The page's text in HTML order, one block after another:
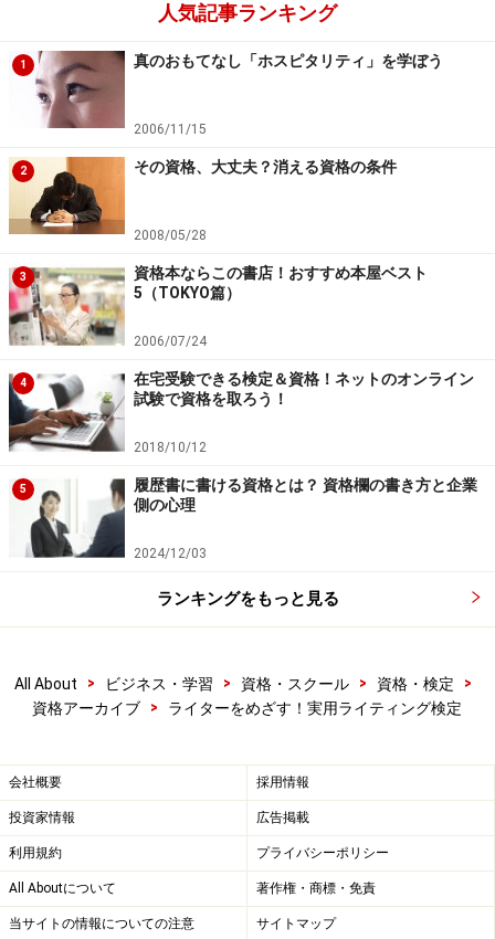
人気記事ランキング
1 真のおもてなし「ホスピタリティ」を学ぼう
2006/11/15
2 その資格、大丈夫？消える資格の条件
2008/05/28
3
資格本ならこの書店！おすすめ本屋ベスト
5（TOKYO篇）
2006/07/24
4
在宅受験できる検定＆資格！ネットのオンライン
試験で資格を取ろう！
2018/10/12
5
履歴書に書ける資格とは？ 資格欄の書き方と企業
側の心理
2024/12/03
ランキングをもっと見る
All About > ビジネス・学習 > 資格・スクール > 資格・検定
>
資格アーカイブ
> ライターをめざす！実用ライティング検定
会社概要 採用情報
投資家情報 広告掲載
利用規約 プライバシーポリシー
All Aboutについて 著作権・商標・免責
当サイトの情報についての注意 サイトマップ